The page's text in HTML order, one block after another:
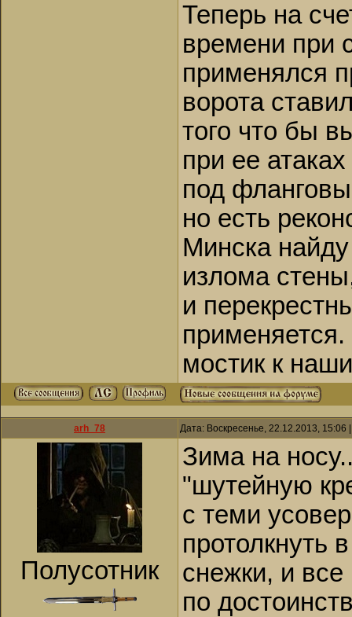
Теперь на
времени при
применялся
ворота
того что бы
при ее
под
но есть
Минска
излома
и
применяется.
мостик к
arh_78 Дата: Воскресенье, 22.12.2013,
Полусотник
Зима на
"шутейную
с теми
протолкнуть
снежки, и
по